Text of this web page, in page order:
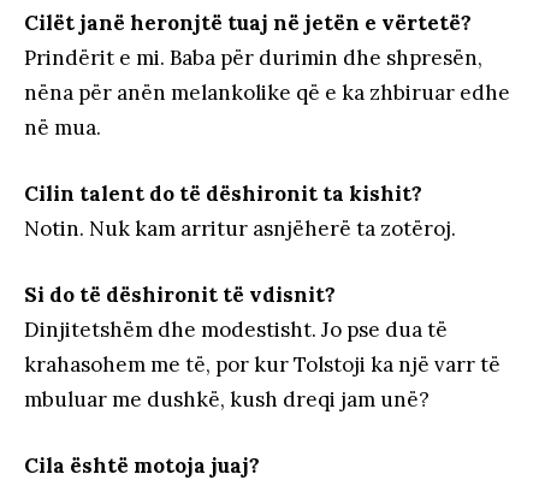
Cilët janë heronjtë tuaj në jetën e vërtetë?
Prindërit e mi. Baba për durimin dhe shpresën,
nëna për anën melankolike që e ka zhbiruar edhe
në mua.
Cilin talent do të dëshironit ta kishit?
Notin. Nuk kam arritur asnjëherë ta zotëroj.
Si do të dëshironit të vdisnit?
Dinjitetshëm dhe modestisht. Jo pse dua të
krahasohem me të, por kur Tolstoji ka një varr të
mbuluar me dushkë, kush dreqi jam unë?
Cila është motoja juaj?